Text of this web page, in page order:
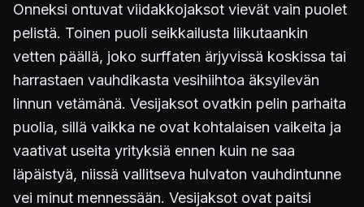
Onneksi ontuvat viidakkojaksot vievät vain puolet
pelistä. Toinen puoli seikkailusta liikutaankin
vetten päällä, joko surffaten ärjyvissä koskissa tai
harrastaen vauhdikasta vesihiihtoa äksyilevän
linnun vetämänä. Vesijaksot ovatkin pelin parhaita
puolia, sillä vaikka ne ovat kohtalaisen vaikeita ja
vaativat useita yrityksiä ennen kuin ne saa
läpäistyä, niissä vallitseva hulvaton vauhdintunne
vei minut mennessään. Vesijaksot ovat paitsi